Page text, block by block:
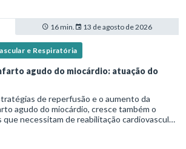
16 min. 13 de agosto de 2026
e Respiratória
agudo do miocárdio: atuação do
de reperfusão e o aumento da
agudo do miocárdio, cresce também o
necessitam de reabilitação cardiovascular